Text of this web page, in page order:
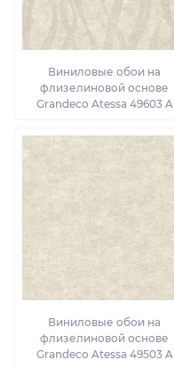
Виниловые обои на
флизелиновой основе
Grandeco Atessa 49603 A
Виниловые обои на
флизелиновой основе
Grandeco Atessa 49503 A